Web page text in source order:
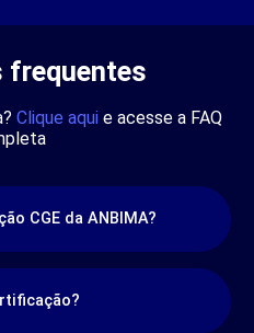
frequentes
Clique aqui e acesse a FAQ
CGE da ANBIMA?